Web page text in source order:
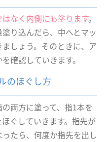
なく内側にも塗ります。
り込んだら、中へとマッ
しょう。そのときに、ア
確認していきます。
のほぐし方
両方に塗って、指1本を
ぐしていきます。指先が
たら、何度か指先を出し